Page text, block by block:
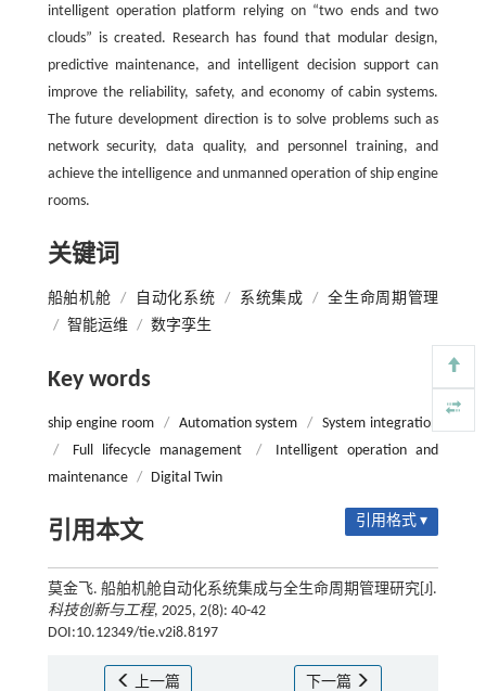
intelligent operation platform relying on “two ends and two
clouds” is created. Research has found that modular design,
predictive maintenance, and intelligent decision support can
improve the reliability, safety, and economy of cabin systems.
The future development direction is to solve problems such as
network security, data quality, and personnel training, and
achieve the intelligence and unmanned operation of ship engine
rooms.
关键词
船舶机舱 / 自动化系统 / 系统集成 /
全生命周期管理
/ 智能运维 / 数字孪生
Key words
ship engine room / Automation system /
System integration
/
Full lifecycle management /
Intelligent operation and
maintenance / Digital Twin
引用本文 引用格式 ▾
莫金飞. 船舶机舱自动化系统集成与全生命周期管理研究[J].
科技创新与工程, 2025, 2(8): 40-42
DOI:10.12349/tie.v2i8.8197
上一篇 下一篇